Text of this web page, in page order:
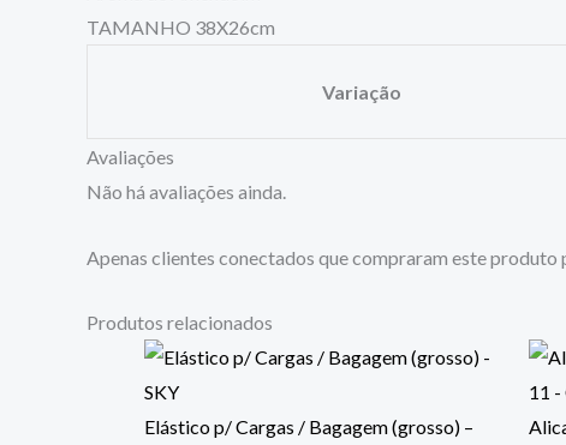
TAMANHO 38X26cm
Variação
Avaliações
Não há avaliações ainda.
Apenas clientes conectados que compraram este produto
Produtos relacionados
Elástico p/ Cargas / Bagagem (grosso) –